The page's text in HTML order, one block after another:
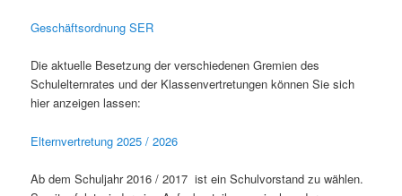
Geschäftsordnung SER
Die aktuelle Besetzung der verschiedenen Gremien des
Schulelternrates und der Klassenvertretungen können Sie sich
hier anzeigen lassen:
Elternvertretung 2025 / 2026
Ab dem Schuljahr 2016 / 2017 ist ein Schulvorstand zu wählen.